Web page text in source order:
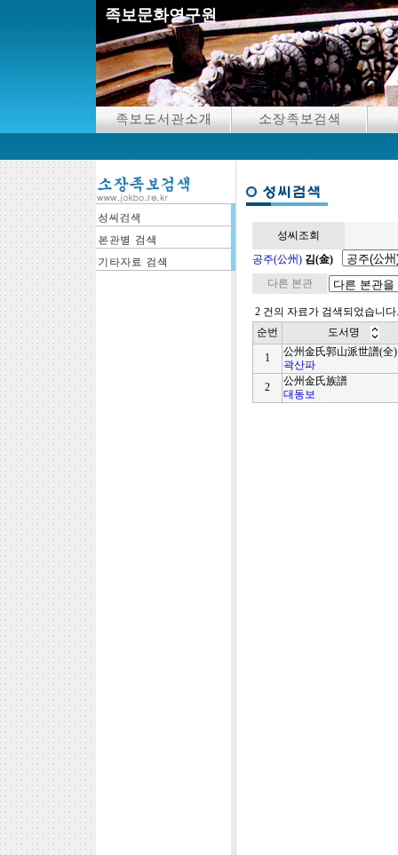
족보문화연구원
성씨조회
공주(公州) 김(金)
다른 본관
2 건의 자료가 검색되었습니다.
순번
도서명
1
公州金氏郭山派世譜(全)
곽산파
2
公州金氏族譜
대동보